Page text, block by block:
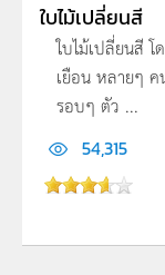
ใบไม้เปลี่ยนสี
ใบไม้เปลี่ยนสี
เยือน หลายๆ ค
รอบๆ ตัว ...
54,315